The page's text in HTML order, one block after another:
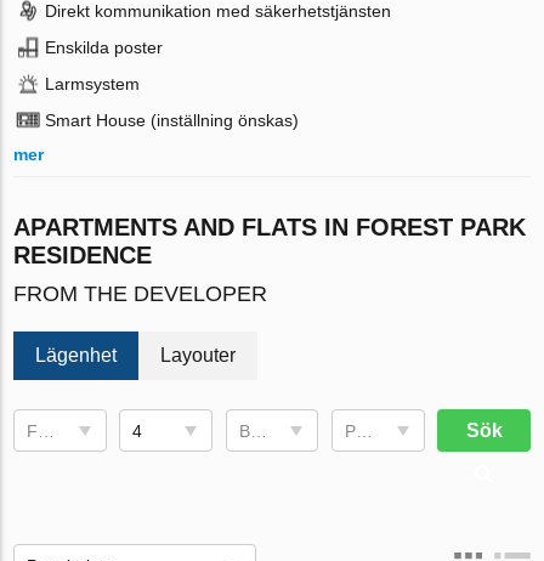
Direkt kommunikation med säkerhetstjänsten
Enskilda poster
Larmsystem
Smart House (inställning önskas)
mer
APARTMENTS AND FLATS IN FOREST PARK
RESIDENCE
FROM THE DEVELOPER
Lägenhet Layouter
4 Bruksområde Pris, € Sök